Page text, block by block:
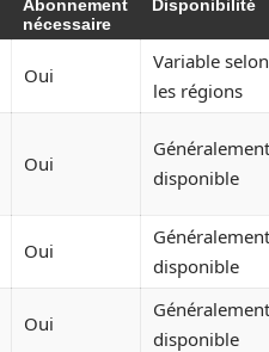
Abonnement
nécessaire
Disponibilité
Oui
Variable selon
les régions
Oui
Généralement
disponible
Oui
Généralement
disponible
Oui
Généralement
disponible